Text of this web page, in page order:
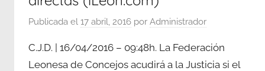
Publicada el 17 abril, 2016 por Administrador
C.J.D. | 16/04/2016 – 09:48h. La Federación
Leonesa de Concejos acudirá a la Justicia si el